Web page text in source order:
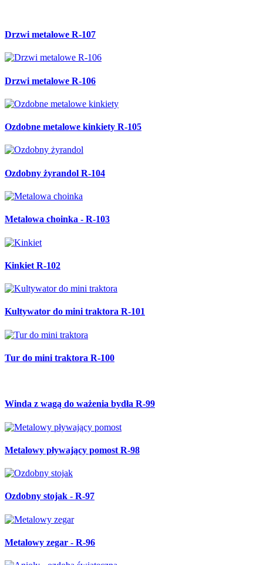
Drzwi metalowe R-107
Drzwi metalowe R-106
Ozdobne metalowe kinkiety R-105
Ozdobny żyrandol R-104
Metalowa choinka - R-103
Kinkiet R-102
Kultywator do mini traktora R-101
Tur do mini traktora R-100
Winda z wagą do ważenia bydła R-99
Metalowy pływający pomost R-98
Ozdobny stojak - R-97
Metalowy zegar - R-96